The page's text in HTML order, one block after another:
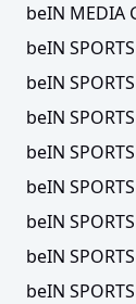
beIN MEDIA
beIN
beIN
beIN
beIN
beIN
beIN
beIN
beIN